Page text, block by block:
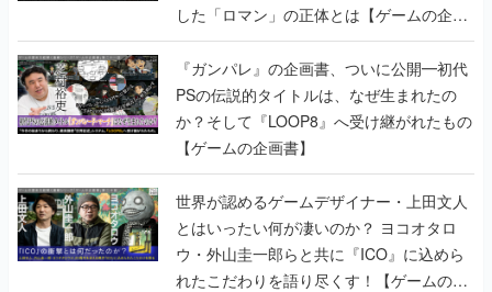
した「ロマン」の正体とは【ゲームの企画
書】
『ガンパレ』の企画書、ついに公開━初代
PSの伝説的タイトルは、なぜ生まれたの
か？そして『LOOP8』へ受け継がれたもの
【ゲームの企画書】
世界が認めるゲームデザイナー・上田文人
とはいったい何が凄いのか？ ヨコオタロ
ウ・外山圭一郎らと共に『ICO』に込めら
れたこだわりを語り尽くす！【ゲームの企